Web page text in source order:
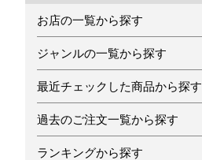
お店の一覧から探す
ジャンルの一覧から探す
最近チェックした商品から探す
過去のご注文一覧から探す
ランキングから探す